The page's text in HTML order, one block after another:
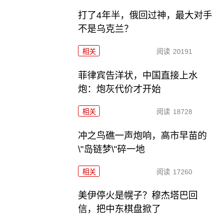
打了4年半，俄回过神，最大对手
不是乌克兰？
相关 阅读 20191
菲律宾告洋状，中国直接上水
炮：炮灰代价才开始
相关 阅读 18728
冲之鸟礁一声炮响，高市早苗的
\"岛链梦\"碎一地
相关 阅读 17260
美伊停火是幌子？穆杰塔巴回
信，把中东棋盘掀了